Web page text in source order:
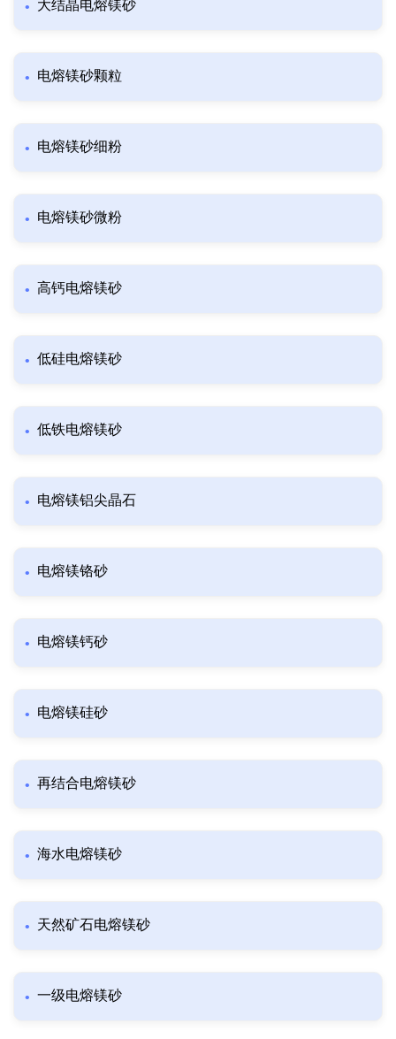
大结晶电熔镁砂
电熔镁砂颗粒
电熔镁砂细粉
电熔镁砂微粉
高钙电熔镁砂
低硅电熔镁砂
低铁电熔镁砂
电熔镁铝尖晶石
电熔镁铬砂
电熔镁钙砂
电熔镁硅砂
再结合电熔镁砂
海水电熔镁砂
天然矿石电熔镁砂
一级电熔镁砂